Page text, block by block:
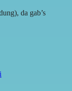
da gab’s